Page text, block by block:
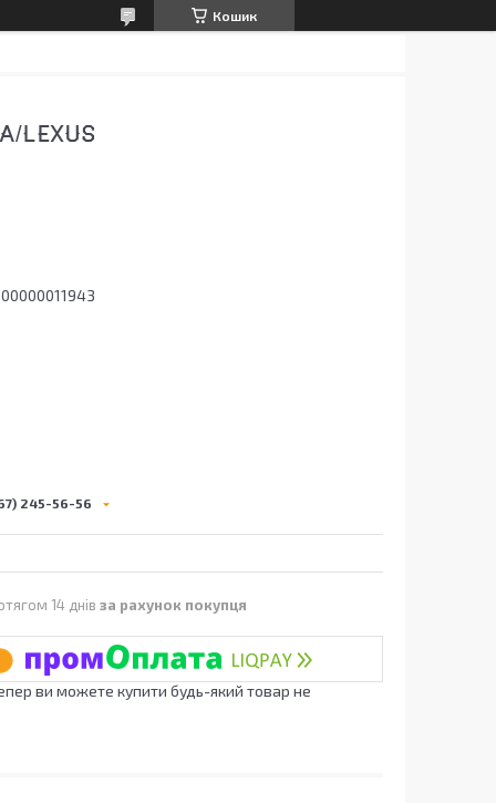
Кошик
LEXUS
245-56-56
14 днів за рахунок покупця
ви можете купити будь-який товар не